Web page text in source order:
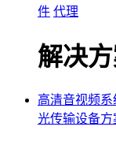
件 代理
解决
高清音视频系
光传输设备方